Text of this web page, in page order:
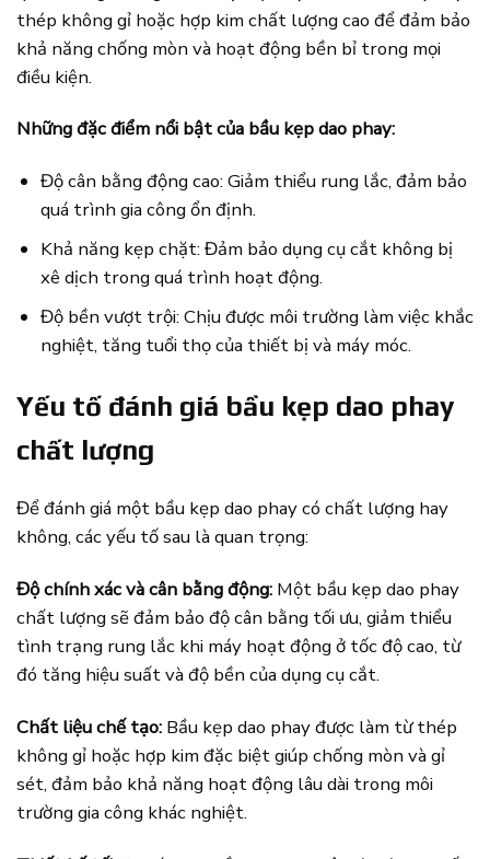
thép không gỉ hoặc hợp kim chất lượng cao để đảm bảo
khả năng chống mòn và hoạt động bền bỉ trong mọi
điều kiện.
Những đặc điểm nổi bật của bầu kẹp dao phay:
Độ cân bằng động cao: Giảm thiểu rung lắc, đảm bảo
quá trình gia công ổn định.
Khả năng kẹp chặt: Đảm bảo dụng cụ cắt không bị
xê dịch trong quá trình hoạt động.
Độ bền vượt trội: Chịu được môi trường làm việc khắc
nghiệt, tăng tuổi thọ của thiết bị và máy móc.
Yếu tố đánh giá bầu kẹp dao phay
chất lượng
Để đánh giá một bầu kẹp dao phay có chất lượng hay
không, các yếu tố sau là quan trọng:
Độ chính xác và cân bằng động: Một bầu kẹp dao phay
chất lượng sẽ đảm bảo độ cân bằng tối ưu, giảm thiểu
tình trạng rung lắc khi máy hoạt động ở tốc độ cao, từ
đó tăng hiệu suất và độ bền của dụng cụ cắt.
Chất liệu chế tạo: Bầu kẹp dao phay được làm từ thép
không gỉ hoặc hợp kim đặc biệt giúp chống mòn và gỉ
sét, đảm bảo khả năng hoạt động lâu dài trong môi
trường gia công khác nghiệt.